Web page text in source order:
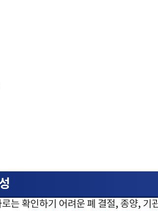
는 확인하기 어려운 폐 결절, 종양, 기